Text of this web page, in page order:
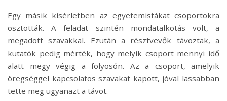
Egy másik kísérletben az egyetemistákat csoportokra
osztották. A feladat szintén mondatalkotás volt, a
megadott szavakkal. Ezután a résztvevők távoztak, a
kutatók pedig mérték, hogy melyik csoport mennyi idő
alatt megy végig a folyosón. Az a csoport, amelyik
öregséggel kapcsolatos szavakat kapott, jóval lassabban
tette meg ugyanazt a távot.